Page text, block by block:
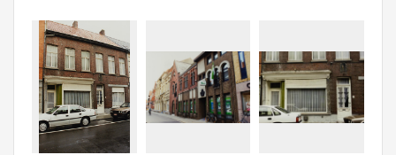
Thema
Gebeurtenis
Persoon of collectief
Downloads